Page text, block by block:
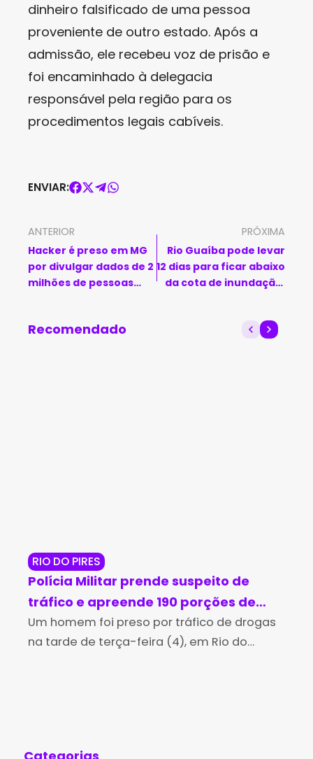
dinheiro falsificado de uma pessoa
proveniente de outro estado. Após a
admissão, ele recebeu voz de prisão e
foi encaminhado à delegacia
responsável pela região para os
procedimentos legais cabíveis.
ENVIAR:
ANTERIOR
Hacker é preso em MG
por divulgar dados de 2
milhões de pessoas
PRÓXIMA
Rio Guaíba pode levar
12 dias para ficar abaixo
da cota de inundação,
Recomendado
RIO DO PIRES
Polícia Militar prende suspeito de
tráfico e apreende 190 porções de
cocaína em Rio do Pires
Um homem foi preso por tráfico de drogas
na tarde de terça-feira (4), em Rio do
Categorias